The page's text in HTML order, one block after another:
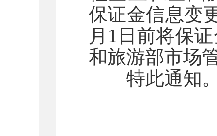
保证金信息变
月1日前将保
和旅游部市场
特此通知